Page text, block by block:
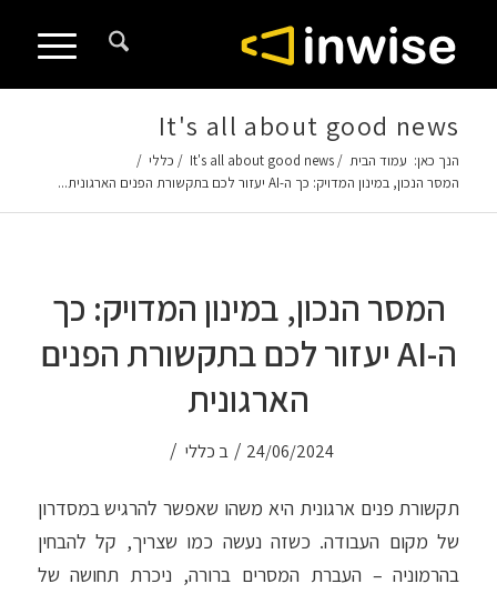
It's all about good news
הנך כאן: עמוד הבית /
It's all about good news
/ כללי /
המסר הנכון, במינון המדויק: כך ה-AI יעזור לכם בתקשורת הפנים הארגונית...
המסר הנכון, במינון המדויק: כך
ה-AI יעזור לכם בתקשורת הפנים
הארגונית
24/06/2024
/ ב כללי /
תקשורת פנים ארגונית היא משהו שאפשר להרגיש במסדרון
של מקום העבודה. כשזה נעשה כמו שצריך, קל להבחין
בהרמוניה – העברת המסרים ברורה, ניכרת תחושה של